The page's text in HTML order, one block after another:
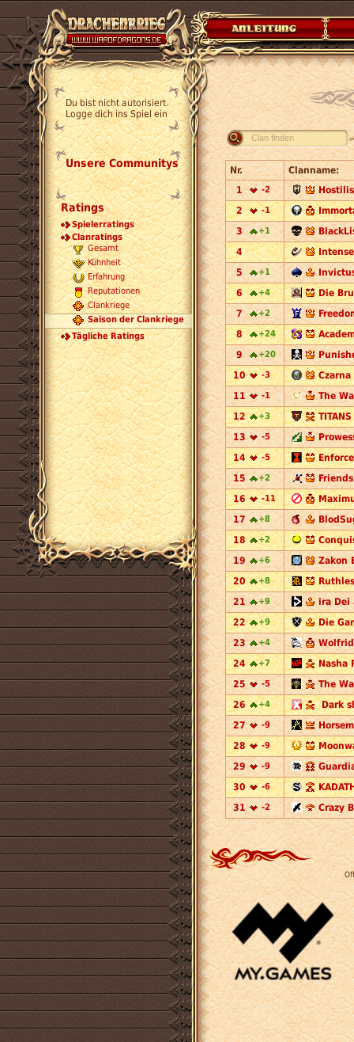
Du bist nicht autorisiert.
Logge dich ins Spiel ein
Unsere Communitys
Ratings
Spielerratings
Clanratings
Gesamt
Kühnheit
Erfahrung
Reputationen
Clankriege
Saison der Clankriege
Tägliche Ratings
Clan finden
Nr.
Clanname:
1
-2
2
-1
3
+1
4
5
+1
6
+4
Die
7
+2
8
+24
9
+20
10
-3
11
-1
The
12
+3
13
-5
14
-5
15
+2
16
-11
17
+8
18
+2
19
+6
Zakon
20
+8
21
+9
ira Dei
22
+9
Die
23
+4
24
+7
Nasha
25
-5
The
26
+4
Dark
27
-9
28
-9
29
-9
30
-6
31
-2 Crazy